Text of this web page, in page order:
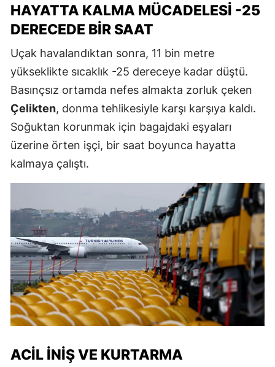
HAYATTA KALMA MÜCADELESI -25
DERECEDE BIR SAAT
Uçak havalandıktan sonra, 11 bin metre
yükseklikte sıcaklık -25 dereceye kadar düştü.
Basınçsız ortamda nefes almakta zorluk çeken
Çelikten, donma tehlikesiyle karşı karşıya kaldı.
Soğuktan korunmak için bagajdaki eşyaları
üzerine örten işçi, bir saat boyunca hayatta
kalmaya çalıştı.
ACIL İNIŞ VE KURTARMA